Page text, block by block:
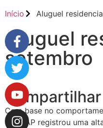
Início Aluguel
Aluguel
setembro
Com base no
FipeZAP registrou uma